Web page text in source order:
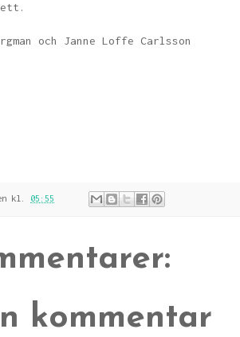
och Janne Loffe Carlsson
kl. 05:55
kommentar